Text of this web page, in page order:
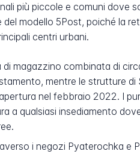
più piccole e comuni dove
modello 5Post, poiché la
centri urbani.
magazzino combinata di
mentre le strutture di
nel febbraio 2022. I
a qualsiasi insediamento
i negozi Pyaterochka e